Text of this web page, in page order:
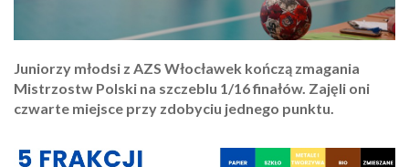
Juniorzy młodsi z AZS Włocławek kończą zmagania
Mistrzostw Polski na szczeblu 1/16 finałów. Zajęli oni
czwarte miejsce przy zdobyciu jednego punktu.